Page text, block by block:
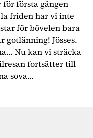
friden har vi inte
för bövelen bara
gotlänning! Jösses.
Nu kan vi sträcka
fortsätter till
kunna sova...